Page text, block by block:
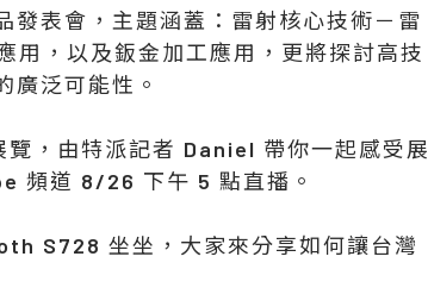
發表會，主題涵蓋：雷射核心技術－雷
用，以及鈑金加工應用，更將探討高技
廣泛可能性。
，由特派記者 Daniel 帶你一起感受展
頻道 8/26 下午 5 點直播。
S728 坐坐，大家來分享如何讓台灣